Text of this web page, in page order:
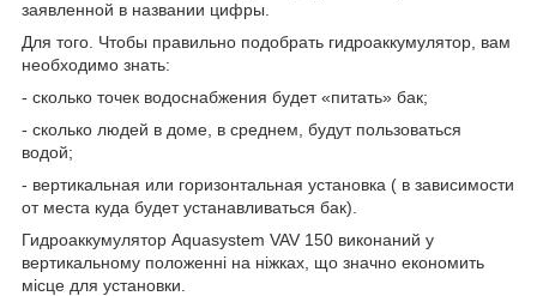
заявленной в названии цифры.
Для того. Чтобы правильно подобрать гидроаккумулятор, вам
необходимо знать:
- сколько точек водоснабжения будет «питать» бак;
- сколько людей в доме, в среднем, будут пользоваться
водой;
- вертикальная или горизонтальная установка ( в зависимости
от места куда будет устанавливаться бак).
Гидроаккумулятор Aquasystem VAV 150 виконаний у
вертикальному положенні на ніжках, що значно економить
місце для установки.